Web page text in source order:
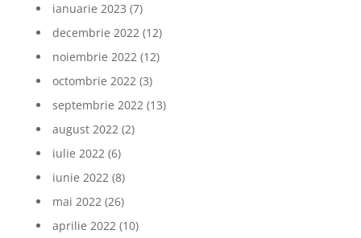
ianuarie 2023 (7)
decembrie 2022(12)
noiembrie 2022(12)
octombrie 2022(3)
septembrie 2022(13)
august 2022(2)
iulie 2022(6)
iunie 2022(8)
mai 2022(26)
aprilie 2022(10)